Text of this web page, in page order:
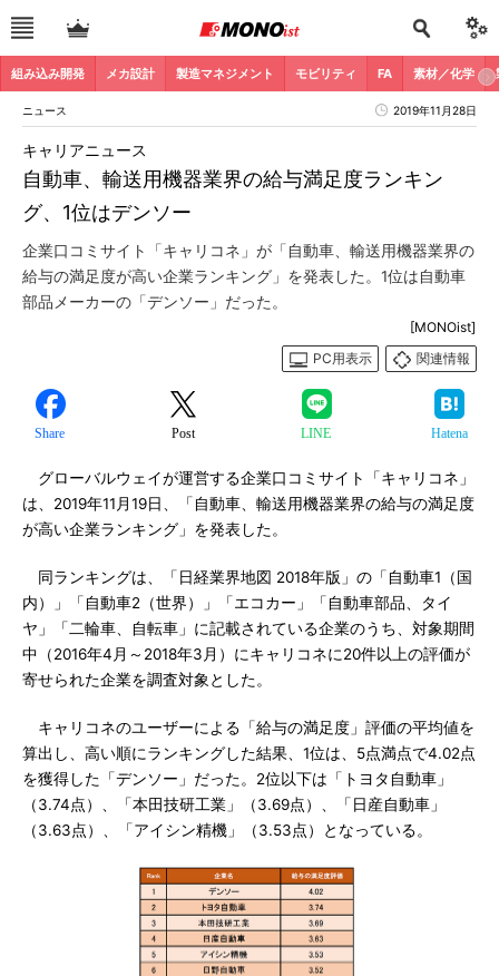
組み込み開発 メカ設計 製造マネジメント モビリティ FA 素材／化学
ニュース 2019年11月28日
自動車、輸送用機器業界の給与満足度ランキン
グ、1位はデンソー
キャリアニュース
企業口コミサイト「キャリコネ」が「自動車、輸送用機器業界の
給与の満足度が高い企業ランキング」を発表した。1位は自動車
部品メーカーの「デンソー」だった。
[MONOist]
PC用表示
関連情報
Share Post LINE Hatena
グローバルウェイが運営する企業口コミサイト「キャリコネ」
は、2019年11月19日、「自動車、輸送用機器業界の給与の満足度
が高い企業ランキング」を発表した。
同ランキングは、「日経業界地図 2018年版」の「自動車1（国
内）」「自動車2（世界）」「エコカー」「自動車部品、タイ
ヤ」「二輪車、自転車」に記載されている企業のうち、対象期間
中（2016年4月～2018年3月）にキャリコネに20件以上の評価が
寄せられた企業を調査対象とした。
キャリコネのユーザーによる「給与の満足度」評価の平均値を
算出し、高い順にランキングした結果、1位は、5点満点で4.02点
を獲得した「デンソー」だった。2位以下は「トヨタ自動車」
（3.74点）、「本田技研工業」（3.69点）、「日産自動車」
（3.63点）、「アイシン精機」（3.53点）となっている。